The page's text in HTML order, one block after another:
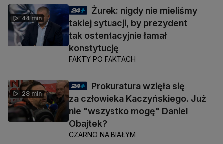
44 min
Żurek: nigdy nie mieliśmy
takiej sytuacji, by prezydent
tak ostentacyjnie łamał
konstytucję
FAKTY PO FAKTACH
28 min
Prokuratura wzięła się
za człowieka Kaczyńskiego. Już
nie "wszystko mogę" Daniel
Obajtek?
CZARNO NA BIAŁYM